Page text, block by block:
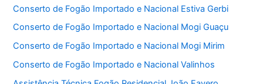
Conserto de Fogão Importado e Nacional Estiva Gerbi
Conserto de Fogão Importado e Nacional Mogi Guaçu
Conserto de Fogão Importado e Nacional Mogi Mirim
Conserto de Fogão Importado e Nacional Valinhos